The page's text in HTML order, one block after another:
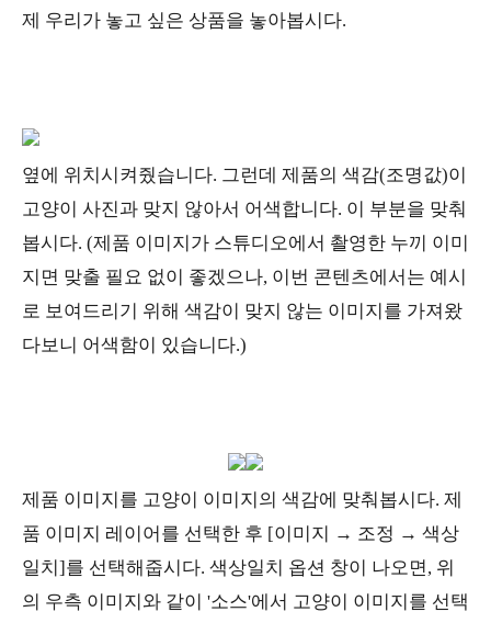
제 우리가 놓고 싶은 상품을 놓아봅시다.
옆에 위치시켜줬습니다. 그런데 제품의 색감(조명값)이
고양이 사진과 맞지 않아서 어색합니다. 이 부분을 맞춰
봅시다. (제품 이미지가 스튜디오에서 촬영한 누끼 이미
지면 맞출 필요 없이 좋겠으나, 이번 콘텐츠에서는 예시
로 보여드리기 위해 색감이 맞지 않는 이미지를 가져왔
다보니 어색함이 있습니다.)
제품 이미지를 고양이 이미지의 색감에 맞춰봅시다. 제
품 이미지 레이어를 선택한 후 [이미지 → 조정 → 색상
일치]를 선택해줍시다. 색상일치 옵션 창이 나오면, 위
의 우측 이미지와 같이 '소스'에서 고양이 이미지를 선택